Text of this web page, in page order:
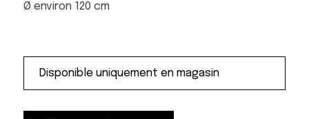
Ø environ 120 cm